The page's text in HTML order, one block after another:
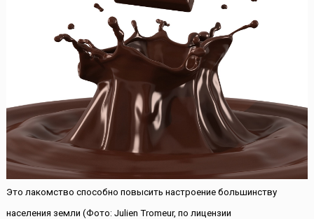
Это лакомство способно повысить настроение большинству
населения земли (Фото: Julien Tromeur, по лицензии